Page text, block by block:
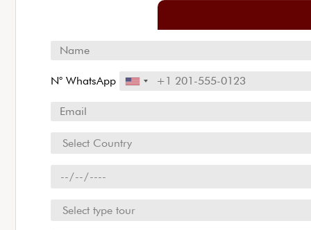
N° WhatsApp